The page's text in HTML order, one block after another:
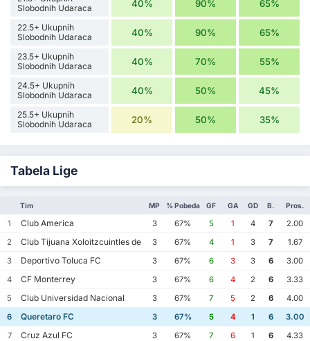
Slobodnih Udaraca
40% 90% 65%
22.5+ Ukupnih
Slobodnih Udaraca
40% 90% 65%
23.5+ Ukupnih
Slobodnih Udaraca
40% 70% 55%
24.5+ Ukupnih
Slobodnih Udaraca
40% 50% 45%
25.5+ Ukupnih
Slobodnih Udaraca
20% 50% 35%
Tabela Lige
Tim MP % Pobeda GF GA GD B. Pros.
1 Club America 3 67% 5 1 4 7
2.00
2
Club Tijuana Xoloitzcuintles de Caliente
3 67% 4 1 3 7
1.67
3
Deportivo Toluca FC 3 67% 6 3 3 6
3.00
4
CF Monterrey 3 67% 6 4 2 6
3.33
5
Club Universidad Nacional 3 67% 7 5 2 6
4.00
6
Queretaro FC 3 67% 5 4 1 6
3.00
7
Cruz Azul FC 3 67% 7 6 1 6
4.33